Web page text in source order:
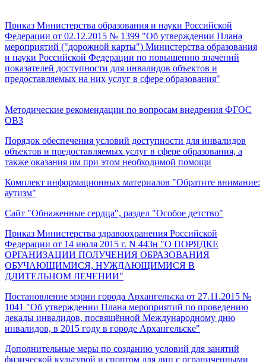
Приказ Министерства образования и науки Российской
Федерации от 02.12.2015 № 1399 "Об утверждении Плана
мероприятий ("дорожной карты") Министерства образования
и науки Российской Федерации по повышению значений
показателей доступности для инвалидов объектов и
предоставляемых на них услуг в сфере образования"
Методические рекомендации по вопросам внедрения ФГОС
ОВЗ
Порядок обеспечения условий доступности для инвалидов
объектов и предоставляемых услуг в сфере образования, а
также оказания им при этом необходимой помощи
Комплект информационных материалов "Обратите внимание:
аутизм"
Сайт "Обнаженные сердца", раздел "Особое детство"
Приказ Министерства здравоохранения Российской
Федерации от 14 июля 2015 г. N 443н "О ПОРЯДКЕ
ОРГАНИЗАЦИИ ПОЛУЧЕНИЯ ОБРАЗОВАНИЯ
ОБУЧАЮЩИМИСЯ, НУЖДАЮЩИМИСЯ В
ДЛИТЕЛЬНОМ ЛЕЧЕНИИ"
Постановление мэрии города Архангельска от 27.11.2015 №
1041 "Об утверждении Плана мероприятий по проведению
декады инвалидов, посвящённой Международному дню
инвалидов, в 2015 году в городе Архангельске"
Дополнительные меры по созданию условий для занятий
физической культурой и спортом для лиц с ограниченными